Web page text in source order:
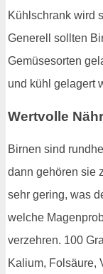
Kühlschrank wird
Generell sollten
Gemüsesorten
und kühl gelagert
Wertvolle
Birnen sind
dann gehören sie
sehr gering, was
welche
verzehren. 100
Kalium, Folsäure,